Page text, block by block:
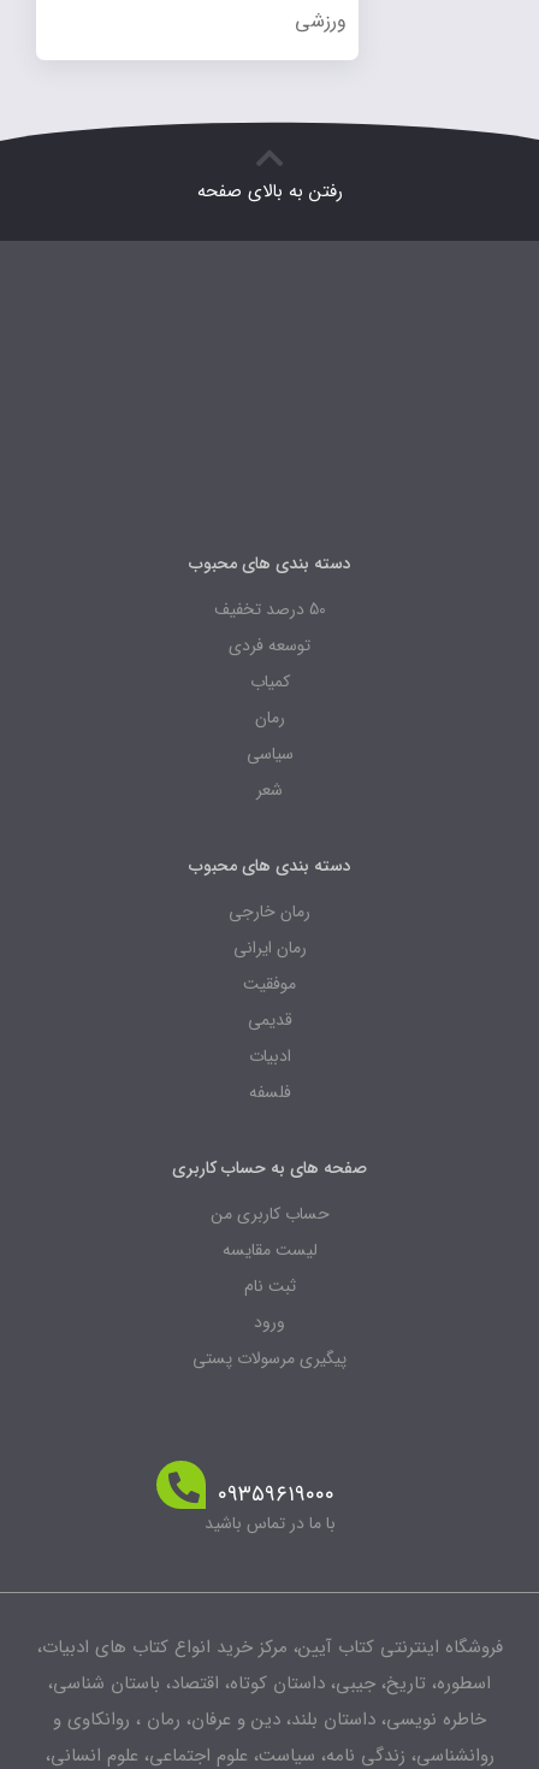
ورزشی
رفتن به بالای صفحه
دسته بندی های محبوب
50 درصد تخفیف
توسعه فردی
کمیاب
رمان
سیاسی
شعر
دسته بندی های محبوب
رمان خارجی
رمان ایرانی
موفقیت
قدیمی
ادبیات
فلسفه
صفحه های به حساب کاربری
حساب کاربری من
لیست مقایسه
ثبت نام
ورود
پیگیری مرسولات پستی
۰۹۳۵۹۶۱۹۰۰۰
با ما در تماس باشید
فروشگاه اینترنتی کتاب آیین، مرکز خرید انواع کتاب های ادبیات،
اسطوره، تاریخ، جیبی، داستان کوتاه، اقتصاد، باستان شناسی،
خاطره نویسی، داستان بلند، دین و عرفان، رمان ، روانکاوی و
روانشناسی، زندگی نامه، سیاست، علوم اجتماعی، علوم انسانی،